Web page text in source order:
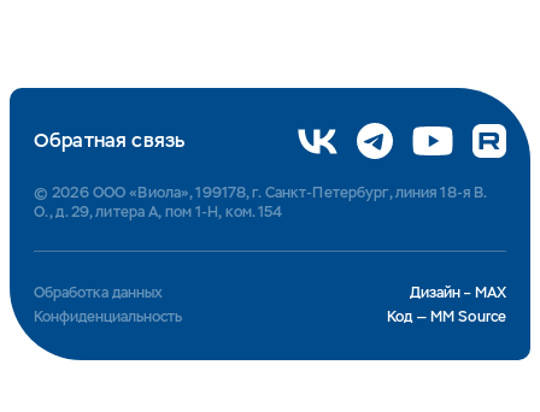
Дизайн – MAX
Обработка данных
Код — MM Source
Конфиденциальность
Обратная связь
© 2026 ООО «Виола», 199178, г. Санкт-Петербург, линия 18-я В.
О., д. 29, литера А, пом 1-Н, ком. 154